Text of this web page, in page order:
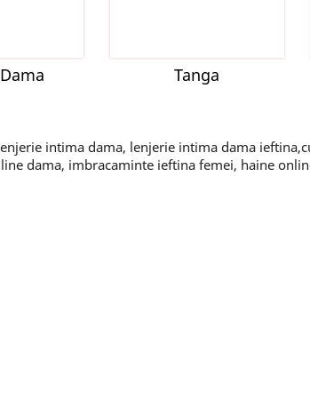
Tanga
intima dama, lenjerie intima dama
dama, imbracaminte ieftina femei, haine